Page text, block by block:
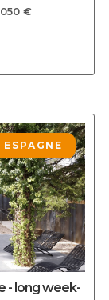
€
- long week-
ESPAGNE